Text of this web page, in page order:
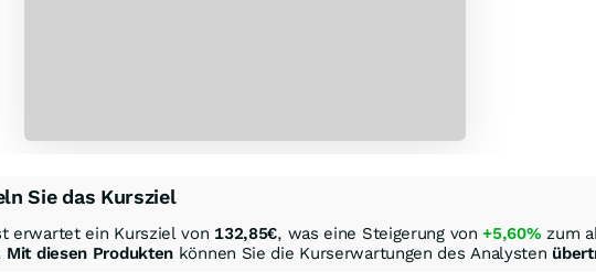
Sie das Kursziel
erwartet ein Kursziel von 132,85€, was eine Steigerung von+5,60% zum
Mit diesen Produkten können Sie die Kurserwartungen des Analysten